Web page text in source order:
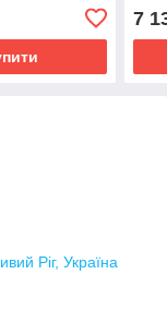
7
Ріг, Україна